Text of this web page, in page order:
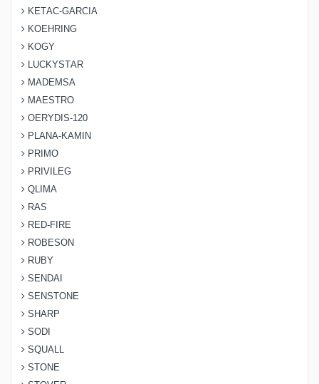
KETAC-GARCIA
KOEHRING
KOGY
LUCKYSTAR
MADEMSA
MAESTRO
OERYDIS-120
PLANA-KAMIN
PRIMO
PRIVILEG
QLIMA
RAS
RED-FIRE
ROBESON
RUBY
SENDAI
SENSTONE
SHARP
SODI
SQUALL
STONE